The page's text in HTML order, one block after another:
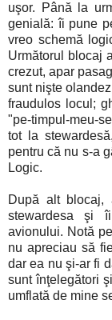
uşor. Până la
genială: îi pune
vreo schemă
Următorul blocaj
crezut, apar
sunt nişte
fraudulos locul;
"pe-timpul-meu-
tot la
pentru că nu s-a
Logic.
După alt blocaj,
stewardesa şi
avionului. Notă
nu apreciau să
dar ea nu şi-ar fi
sunt înţelegători
umflată de mine